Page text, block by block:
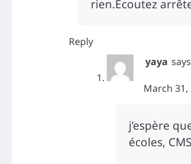
rien.Écoutez
Reply
yaya
March 31,
j’espère
écoles,